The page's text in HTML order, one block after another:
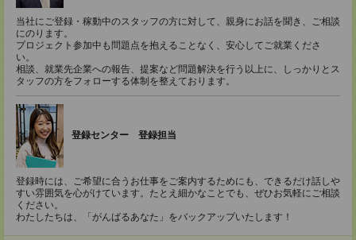
当社にご登録・稼動中のスタッフの方に対して、親身にお話を聞き、ご相談
にのります。
プロジェクト参加中も問題点を抱えることなく、安心してご就業くださ
い。
相談、就業先企業への報告、提案など問題解決を行う以上に、しっかりとス
タッフの方をフォローする体制を整えております。
登録センター 登録担当
登録時には、ご希望に合うお仕事をご案内するためにも、できるだけ話しや
すい雰囲気を心がけています。たとえ細かなことでも、ぜひお気軽にご相談
ください。
わたしたちは、「がんばるあなた」をバックアップいたします！